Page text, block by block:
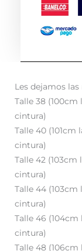
Les dejamos
Talle 38
cintura)
Talle 40 (101cm
cintura)
Talle 42
cintura)
Talle 44
cintura)
Talle 46
cintura)
Talle 48